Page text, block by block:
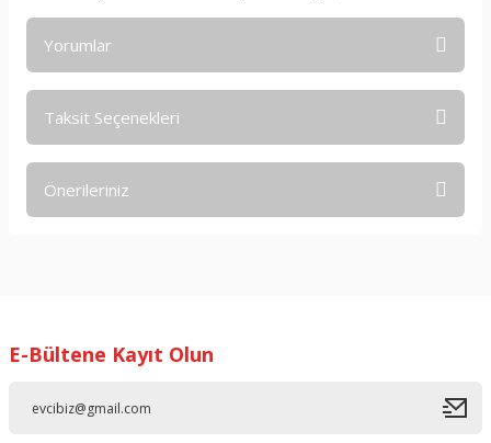
Yorumlar
Taksit Seçenekleri
Önerileriniz
Ürün resmi kalitesiz, bozuk veya görüntülenemiyor.
E-Bültene Kayıt Olun